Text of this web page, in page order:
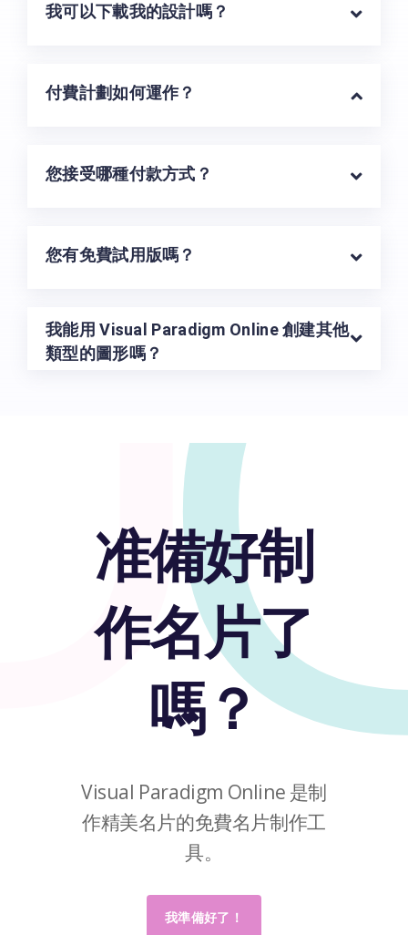
我可以下載我的設計嗎？
付費計劃如何運作？
您接受哪種付款方式？
您有免費試用版嗎？
我能用 Visual Paradigm Online 創建其他
類型的圖形嗎？
准備好制
作名片了
嗎？
Visual Paradigm Online 是制
作精美名片的免費名片制作工
具。
我準備好了！